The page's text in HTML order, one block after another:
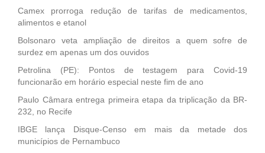
Camex prorroga redução de tarifas de medicamentos,
alimentos e etanol
Bolsonaro veta ampliação de direitos a quem sofre de
surdez em apenas um dos ouvidos
Petrolina (PE): Pontos de testagem para Covid-19
funcionarão em horário especial neste fim de ano
Paulo Câmara entrega primeira etapa da triplicação da BR-
232, no Recife
IBGE lança Disque-Censo em mais da metade dos
municípios de Pernambuco